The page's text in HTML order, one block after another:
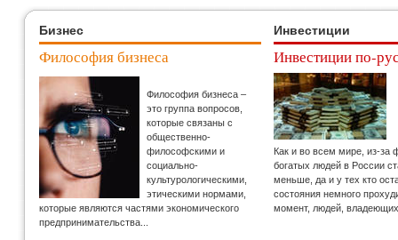
Бизнес
Философия бизнеса
Философия бизнеса –
это группа вопросов,
которые связаны с
общественно-
философскими и
социально-
культурологическими,
этическими нормами,
которые являются частями экономического
предпринимательства...
Инвестиции
Инвестиции по-
Как и во всем мире, из-за
богатых людей в России
меньше, да и у тех кто
состояния немного
момент, людей, владеющих